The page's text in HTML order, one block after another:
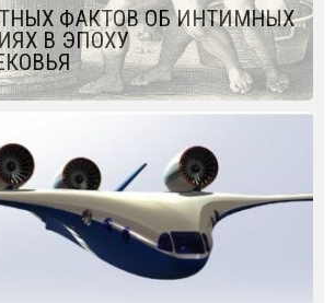
ФАКТОВ ОБ ИНТИМНЫХ
В ЭПОХУ